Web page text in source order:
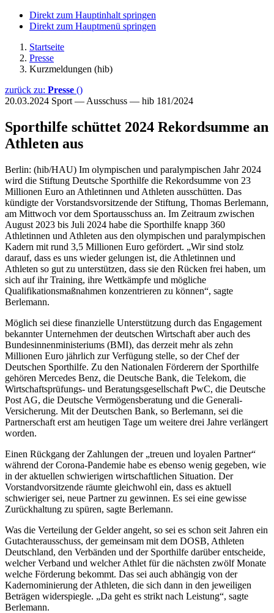
Direkt zum Hauptinhalt springen
Direkt zum Hauptmenü springen
Startseite
Presse
Kurzmeldungen (hib)
zurück zu: Presse ()
20.03.2024 Sport — Ausschuss — hib 181/2024
Sporthilfe schüttet 2024 Rekordsumme an
Athleten aus
Berlin: (hib/HAU) Im olympischen und paralympischen Jahr 2024
wird die Stiftung Deutsche Sporthilfe die Rekordsumme von 23
Millionen Euro an Athletinnen und Athleten ausschütten. Das
kündigte der Vorstandsvorsitzende der Stiftung, Thomas Berlemann,
am Mittwoch vor dem Sportausschuss an. Im Zeitraum zwischen
August 2023 bis Juli 2024 habe die Sporthilfe knapp 360
Athletinnen und Athleten aus den olympischen und paralympischen
Kadern mit rund 3,5 Millionen Euro gefördert. „Wir sind stolz
darauf, dass es uns wieder gelungen ist, die Athletinnen und
Athleten so gut zu unterstützen, dass sie den Rücken frei haben, um
sich auf ihr Training, ihre Wettkämpfe und mögliche
Qualifikationsmaßnahmen konzentrieren zu können“, sagte
Berlemann.
Möglich sei diese finanzielle Unterstützung durch das Engagement
bekannter Unternehmen der deutschen Wirtschaft aber auch des
Bundesinnenministeriums (BMI), das derzeit mehr als zehn
Millionen Euro jährlich zur Verfügung stelle, so der Chef der
Deutschen Sporthilfe. Zu den Nationalen Förderern der Sporthilfe
gehören Mercedes Benz, die Deutsche Bank, die Telekom, die
Wirtschaftsprüfungs- und Beratungsgesellschaft PwC, die Deutsche
Post AG, die Deutsche Vermögensberatung und die Generali-
Versicherung. Mit der Deutschen Bank, so Berlemann, sei die
Partnerschaft erst am heutigen Tage um weitere drei Jahre verlängert
worden.
Einen Rückgang der Zahlungen der „treuen und loyalen Partner“
während der Corona-Pandemie habe es ebenso wenig gegeben, wie
in der aktuellen schwierigen wirtschaftlichen Situation. Der
Vorstandvorsitzende räumte gleichwohl ein, dass es aktuell
schwieriger sei, neue Partner zu gewinnen. Es sei eine gewisse
Zurückhaltung zu spüren, sagte Berlemann.
Was die Verteilung der Gelder angeht, so sei es schon seit Jahren ein
Gutachterausschuss, der gemeinsam mit dem DOSB, Athleten
Deutschland, den Verbänden und der Sporthilfe darüber entscheide,
welcher Verband und welcher Athlet für die nächsten zwölf Monate
welche Förderung bekommt. Das sei auch abhängig von der
Kadernominierung der Athleten, die sich dann in den jeweiligen
Beträgen widerspiegle. „Da geht es strikt nach Leistung“, sagte
Berlemann.